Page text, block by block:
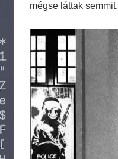
mégse láttak semmit.